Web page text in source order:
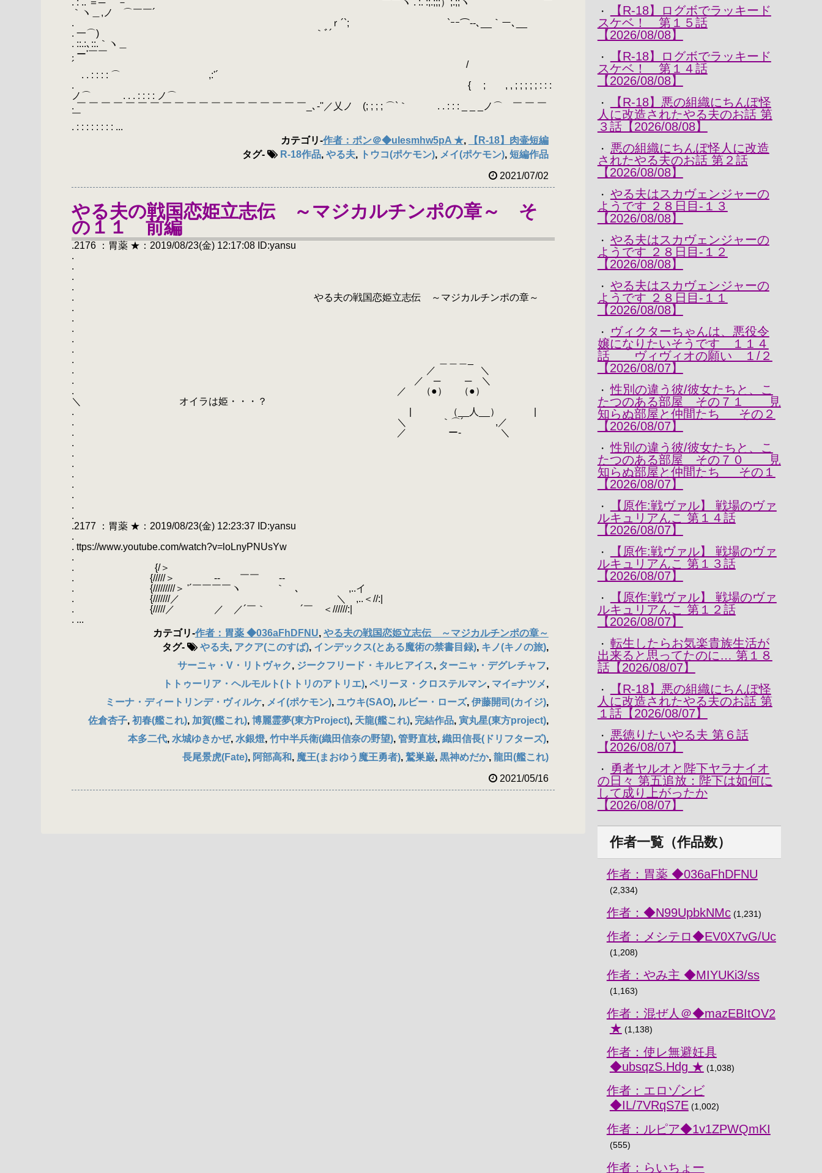
｀ヽ＿,ノ ⌒￣￣´
. ｒ´`; `ｰｰ⌒‐-､__｀ー､__
. 一⌒) ｀ﾞ´ ￣￣
. ::.:､::.｀ヽ＿
. ー'￣￣
´ /
. . : : : : ⌒ ,:'´
. { ; , , ; ; ; ; ; : : :
ノ⌒ . . . : : : : ノ⌒
. ￣ ￣ ￣ ￣ ￣ ￣ ￣ ￣ ￣ ￣ ￣ ￣ ￣ ￣ ￣ ￣ ￣ ￣ ￣_､‐''／乂ノ (; ; ; ; ⌒`｀ . . : : : _ _ _ノ⌒ ￣ ￣ ￣
￣
. : : : : : : : : ...
カテゴリ-作者：ポン＠◆uIesmhw5pA ★,
【R-18】肉壷短編
タグ- R-18作品, やる夫, トウコ(ポケモン), メイ(ポケモン), 短編作品
2021/07/02
やる夫の戦国恋姫立志伝 ～マジカルチンポの章～ そ
の１１ 前編
.2176 ：胃薬 ★：2019/08/23(金) 12:17:08 ID:yansu
.
.
.
.
. やる夫の戦国恋姫立志伝 ～マジカルチンポの章～
.
.
.
.
.
. ＿＿＿_
. ／ ＼
. ／ ─ ─ ＼
. ／ （●） （●）
＼ オイラは姫・・・？
. | （__人__） |
. ＼ ｀⌒´ ,／
. ／ ー‐ ＼
.
.
.
.
.
.
.
.
.2177 ：胃薬 ★：2019/08/23(金) 12:23:37 ID:yansu
.
. ttps://www.youtube.com/watch?v=loLnyPNUsYw
.
. {/＞
. {/////＞ -‐ ￣￣ ‐-
. {/////////＞ '´￣￣￣￣ヽ ｀ ､ ,..イ
. {///////／ ＼ ,..＜//:|
. {/////／ ／ ／´￣｀ ´￣ ＜//////:|
. ...
カテゴリ-作者：胃薬 ◆036aFhDFNU, やる夫の戦国恋姫立志伝 ～マジカルチンポの章～
タグ- やる夫, アクア(このすば), インデックス(とある魔術の禁書目録), キノ(キノの旅),
サーニャ・V・リトヴャク, ジークフリード・キルヒアイス, ターニャ・デグレチャフ,
トトゥーリア・ヘルモルト(トトリのアトリエ), ペリーヌ・クロステルマン, マイ=ナツメ,
ミーナ・ディートリンデ・ヴィルケ, メイ(ポケモン), ユウキ(SAO), ルビー・ローズ, 伊藤開司(カイジ),
佐倉杏子, 初春(艦これ), 加賀(艦これ), 博麗霊夢(東方Project), 天龍(艦これ), 完結作品, 寅丸星(東方project),
本多二代, 水城ゆきかぜ, 水銀燈, 竹中半兵衛(織田信奈の野望), 管野直枝, 織田信長(ドリフターズ),
長尾景虎(Fate), 阿部高和, 魔王(まおゆう魔王勇者), 鷲巣巌, 黒神めだか, 龍田(艦これ)
2021/05/16
・
【R-18】ログボでラッキード
スケベ！ 第１５話
【2026/08/08】
・
【R-18】ログボでラッキード
スケベ！ 第１４話
【2026/08/08】
・
【R-18】悪の組織にちんぽ怪
人に改造されたやる夫のお話 第
３話【2026/08/08】
・
悪の組織にちんぽ怪人に改造
されたやる夫のお話 第２話
【2026/08/08】
・
やる夫はスカヴェンジャーの
ようです ２８日目-１３
【2026/08/08】
・
やる夫はスカヴェンジャーの
ようです ２８日目-１２
【2026/08/08】
・
やる夫はスカヴェンジャーの
ようです ２８日目-１１
【2026/08/08】
・
ヴィクターちゃんは、悪役令
嬢になりたいそうです １１４
話 ヴィヴィオの願い １/２
【2026/08/07】
・
性別の違う彼/彼女たちと、こ
たつのある部屋 その７１ 見
知らぬ部屋と仲間たち その２
【2026/08/07】
・
性別の違う彼/彼女たちと、こ
たつのある部屋 その７０ 見
知らぬ部屋と仲間たち その１
【2026/08/07】
・
【原作:戦ヴァル】 戦場のヴァ
ルキュリアんこ 第１４話
【2026/08/07】
・
【原作:戦ヴァル】 戦場のヴァ
ルキュリアんこ 第１３話
【2026/08/07】
・
【原作:戦ヴァル】 戦場のヴァ
ルキュリアんこ 第１２話
【2026/08/07】
・
転生したらお気楽貴族生活が
出来ると思ってたのに… 第１８
話【2026/08/07】
・
【R-18】悪の組織にちんぽ怪
人に改造されたやる夫のお話 第
１話【2026/08/07】
・
悪徳りたいやる夫 第６話
【2026/08/07】
・
勇者ヤルオと陛下ヤラナイオ
の日々 第五追放：陛下は如何に
して成り上がったか
【2026/08/07】
作者一覧（作品数）
作者：胃薬 ◆036aFhDFNU
(2,334)
作者：◆N99UpbkNMc(1,231)
作者：メシテロ◆EV0X7vG/Uc
(1,208)
作者：やみ主 ◆MIYUKi3/ss
(1,163)
作者：混ぜ人＠◆mazEBItOV2
★ (1,138)
作者：使レ無避妊具
◆ubsqzS.Hdg ★ (1,038)
作者：エロゾンビ
◆IL/7VRqS7E(1,002)
作者：ルピア◆1v1ZPWQmKI
(555)
作者：らいちょー